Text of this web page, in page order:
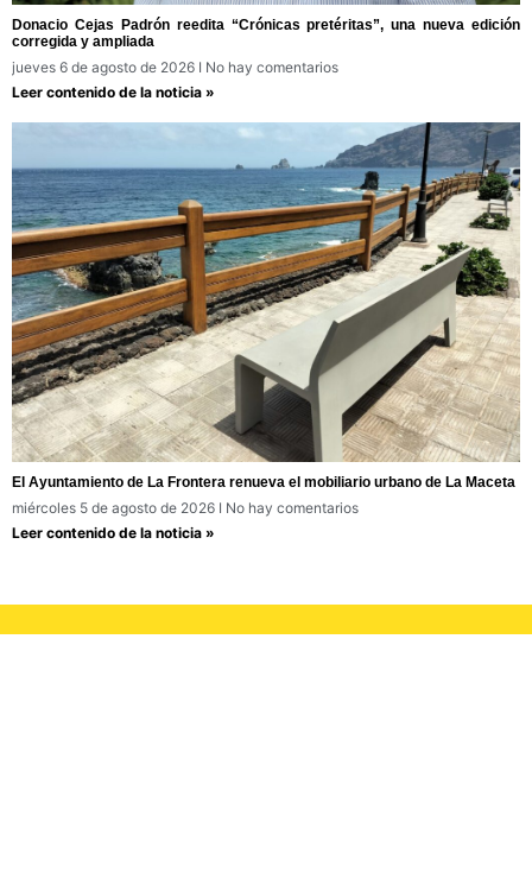
Donacio Cejas Padrón reedita “Crónicas pretéritas”, una nueva edición
corregida y ampliada
jueves 6 de agosto de 2026
No hay comentarios
Leer contenido de la noticia »
El Ayuntamiento de La Frontera renueva el mobiliario urbano de La Maceta
miércoles 5 de agosto de 2026
No hay comentarios
Leer contenido de la noticia »